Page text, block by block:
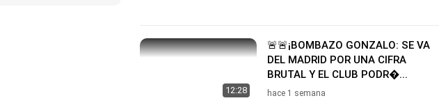
12:28
🚨🚨¡BOMBAZO GONZALO: SE VA
DEL MADRID POR UNA CIFRA
BRUTAL Y EL CLUB PODR�...
hace 1 semana